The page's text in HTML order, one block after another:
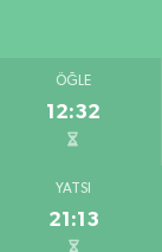
ÖĞLE
12:32
YATSI
21:13